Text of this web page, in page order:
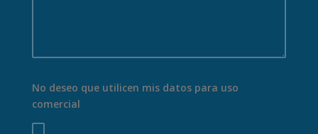
No deseo que utilicen mis datos para uso
comercial